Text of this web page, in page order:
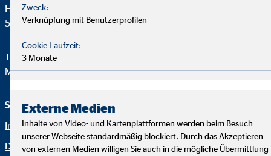
Heumarkt 1
50667 Köln
Telefon:+49 221 2015-0
Mail:web@ovb.eu
Service und Informationen
Impressum
Datenschutz
Karriere
Blog
Zweck:
Verknüpfung mit Benutzerprofilen
Cookie Laufzeit:
3 Monate
Externe Medien
Inhalte von Video- und Kartenplattformen werden beim Besuch
unserer Webseite standardmäßig blockiert. Durch das Akzeptieren
von externen Medien willigen Sie auch in die mögliche Übermittlung